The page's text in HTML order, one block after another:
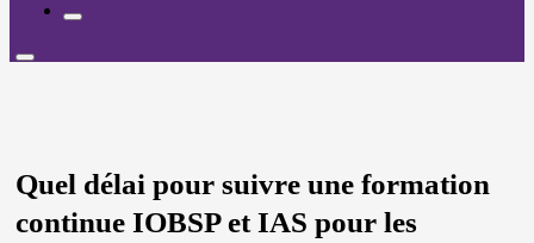
Quel délai pour suivre une formation
continue IOBSP et IAS pour les